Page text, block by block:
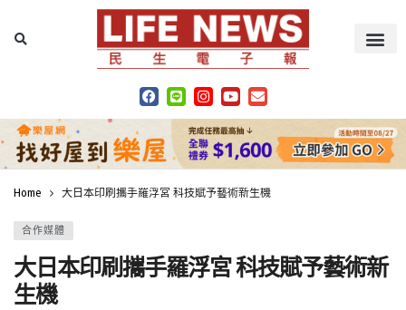
Home 大日本印刷攜手羅浮宮 科技賦予藝術新生機
合作媒體
大日本印刷攜手羅浮宮 科技賦予藝術新
生機